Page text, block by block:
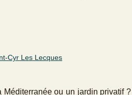
Cyr Les Lecques
ou un jardin privatif